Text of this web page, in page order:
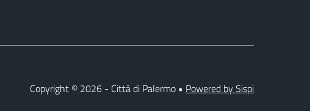
Copyright © 2026 - Città di Palermo • Powered by Sispi